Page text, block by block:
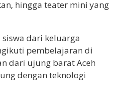
hingga teater mini yang
dari keluarga
pembelajaran di
dari ujung barat Aceh
dengan teknologi